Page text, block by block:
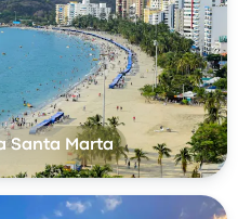
Santa Marta